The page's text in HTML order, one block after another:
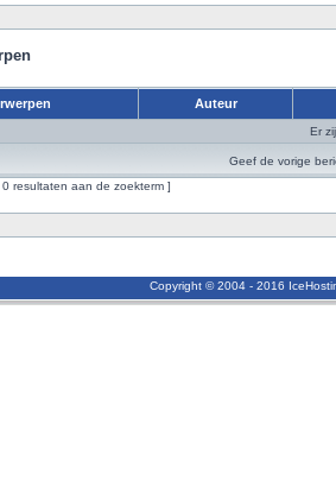
Auteur
Er
Geef de vorige
resultaten aan de zoekterm ]
Copyright © 2004 - 2016